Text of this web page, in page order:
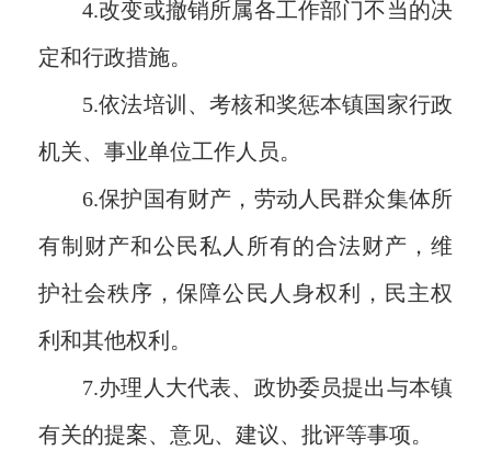
4.改变或撤销所属各工作部门不当的决
定和行政措施。
5.依法培训、考核和奖惩本镇国家行政
机关、事业单位工作人员。
6.保护国有财产，劳动人民群众集体所
有制财产和公民私人所有的合法财产，维
护社会秩序，保障公民人身权利，民主权
利和其他权利。
7.办理人大代表、政协委员提出与本镇
有关的提案、意见、建议、批评等事项。